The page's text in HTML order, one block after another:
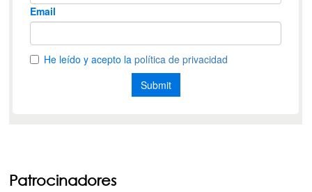
Patrocinadores